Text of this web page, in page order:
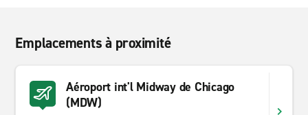
Emplacements à proximité
Aéroport int'l Midway de Chicago
(MDW)